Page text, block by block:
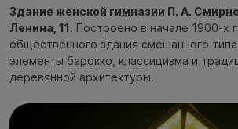
Здание женской гимназии П. А.
Ленина, 11. Построено в начале 1900-х
общественного здания смешанного
элементы барокко, классицизма и
деревянной архитектуры.